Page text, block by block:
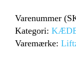
Varenummer
Kategori:
Varemærke: